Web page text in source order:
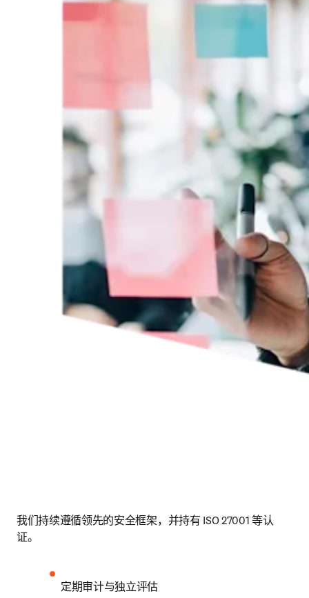
我们持续遵循领先的安全框架，并持有 ISO 27001 等认
证。
定期审计与独立评估